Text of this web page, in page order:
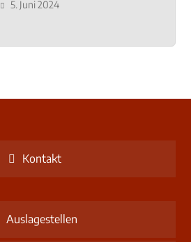
Schulzentrum-Neubau
5. Juni 2024
Kontakt
Auslagestellen